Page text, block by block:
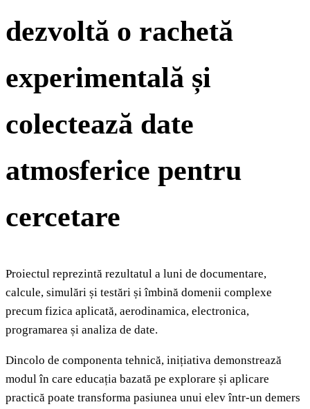
dezvoltă o rachetă
experimentală și
colectează date
atmosferice pentru
cercetare
Proiectul reprezintă rezultatul a luni de documentare,
calcule, simulări și testări și îmbină domenii complexe
precum fizica aplicată, aerodinamica, electronica,
programarea și analiza de date.
Dincolo de componenta tehnică, inițiativa demonstrează
modul în care educația bazată pe explorare și aplicare
practică poate transforma pasiunea unui elev într-un demers